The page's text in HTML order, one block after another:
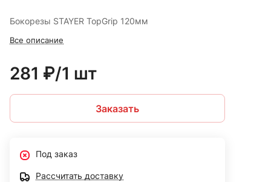
Бокорезы STAYER TopGrip 120мм
Все описание
281 ₽/1 шт
Заказать
Под заказ
Рассчитать доставку